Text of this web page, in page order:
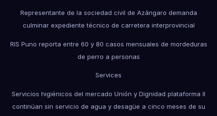
Representante de la sociedad civil de Azángaro demanda
culminar expediente técnico de carretera interprovincial
RIS Puno reporta entre 60 y 80 casos mensuales de mordeduras
de perro a personas
Services
Servicios higiénicos del mercado Unión y Dignidad plataforma II
continúan sin servicio de agua y desagüe a cinco meses de su